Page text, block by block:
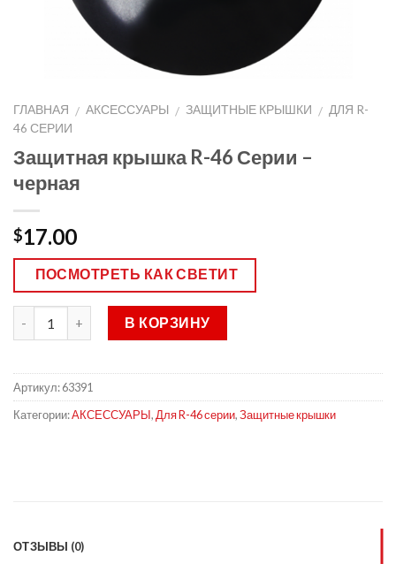
ГЛАВНАЯ / АКСЕССУАРЫ / ЗАЩИТНЫЕ КРЫШКИ / ДЛЯ R-
46 СЕРИИ
Защитная крышка R-46 Серии –
черная
$17.00
ПОСМОТРЕТЬ КАК СВЕТИТ
В КОРЗИНУ
Артикул:63391
Категории:АКСЕССУАРЫ, Для R-46 серии,Защитные крышки
ОТЗЫВЫ (0)